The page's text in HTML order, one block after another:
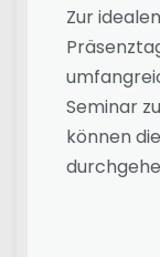
Zur
Seminar
können